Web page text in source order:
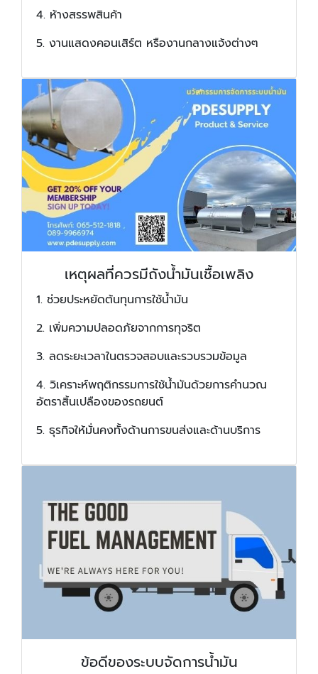
4. ห้างสรรพสินค้า
5. งานแสดงคอนเสิร์ต หรืองานกลางแจ้งต่างๆ
เหตุผลที่ควรมีถังน้ำมันเชื้อเพลิง
1. ช่วยประหยัดต้นทุนการใช้น้ำมัน
2. เพิ่มความปลอดภัยจากการทุจริต
3. ลดระยะเวลาในตรวจสอบและรวบรวมข้อมูล
4. วิเคราะห์พฤติกรรมการใช้น้ำมันด้วยการคำนวณ
อัตราสิ้นเปลืองของรถยนต์
5. ธุรกิจให้มั่นคงทั้งด้านการขนส่งและด้านบริการ
ข้อดีของระบบจัดการน้ำมัน